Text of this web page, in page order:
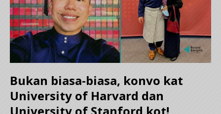
Bukan biasa-biasa, konvo kat
University of Harvard dan